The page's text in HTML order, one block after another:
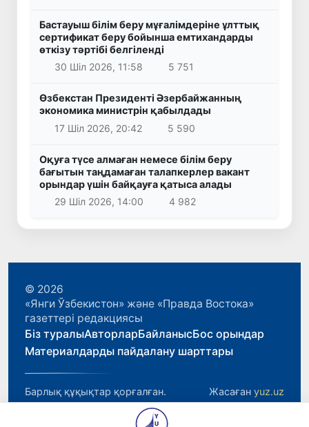
Бастауыш білім беру мұғалімдеріне ұлттық
сертификат беру бойынша емтихандарды
өткізу тәртібі белгіленді
30 Шіл 2026, 11:58
5 751
Өзбекстан Президенті Әзербайжанның
экономика министрін қабылдады
17 Шіл 2026, 20:42
5 590
Оқуға түсе алмаған немесе білім беру
бағытын таңдамаған талапкерлер вакант
орындар үшін байқауға қатыса алады
29 Шіл 2026, 14:00
4 982
© 2026
«Янги Ўзбекистон» және «Правда Востока»
газеттері редакциясы
Біз туралыАвторларБайланысБос орындар
Материалдарды пайдалану шарттары
Барлық құқықтар қорғалған. Жасаған yuz.uz